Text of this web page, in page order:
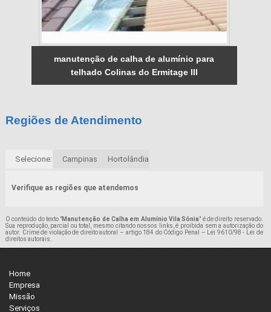
manutenção de calha de alumínio para
telhado Colinas do Ermitage III
Regiões de Atendimento
Selecione: Campinas Hortolândia
Verifique as regiões que atendemos
O conteúdo do texto "Manutenção de Calha em Alumínio Vila Sônia" é de direito reservado.
Sua reprodução, parcial ou total, mesmo citando nossos links, é proibida sem a autorização do
autor. Crime de violação de direito autoral – artigo 184 do Código Penal – Lei 9610/98 - Lei de
direitos autorais.
Home
Empresa
Missão
Serviços